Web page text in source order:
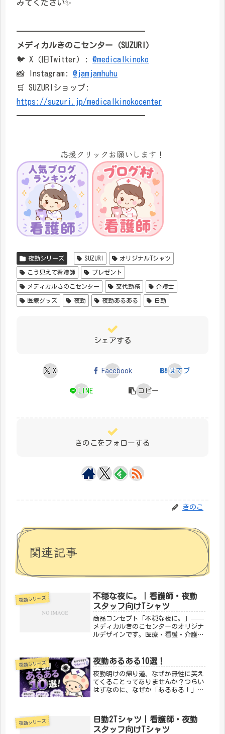
みてください✨
━━━━━━━━━━━━━━━━
メディカルきのこセンター（SUZURI）
🐦 X（旧Twitter）: @medicalkinoko
📸 Instagram: @jamjamhuhu
🛒 SUZURIショップ:
https://suzuri.jp/medicalkinokocenter
━━━━━━━━━━━━━━━━
応援クリックお願いします！
夜勤シリーズ SUZURI オリジナルTシャツ
こう見えて看護師 プレゼント
メディカルきのこセンター 交代勤務 介護士
医療グッズ 夜勤 夜勤あるある 日勤
シェアする
X Facebook はてブ
LINE コピー
きのこをフォローする
きのこ
関連記事
夜勤シリーズ
不穏な夜に。｜看護師・夜勤
スタッフ向けTシャツ
商品コンセプト「不穏な夜に。」——
メディカルきのこセンターのオリジナ
ルデザインです。医療・看護・介護の
ちろん、プレゼントにもぴったりで
す。「メディカルきのこセンター」が
手が...
夜勤シリーズ 夜勤あるある10選！
夜勤明けの帰り道、なぜか無性に笑え
てくることってありませんか？つらい
はずなのに、なぜか「あるある！」と
に眠れない「今夜は早く寝なきゃ」と
思えば思うほど目が冴える。結局ス
マ...
夜勤シリーズ
日勤2Tシャツ｜看護師・夜勤
スタッフ向けTシャツ